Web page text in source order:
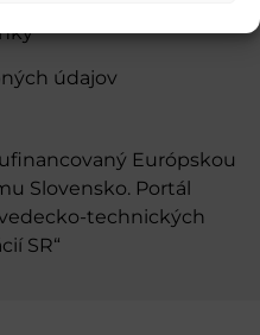
údajov
Európskou
Slovensko. Portál
technických
SR“